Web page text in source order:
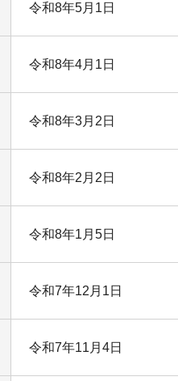
令和8年5月1日
令和8年4月1日
令和8年3月2日
令和8年2月2日
令和8年1月5日
令和7年12月1日
令和7年11月4日